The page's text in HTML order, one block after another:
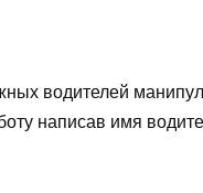
водителей
написав имя